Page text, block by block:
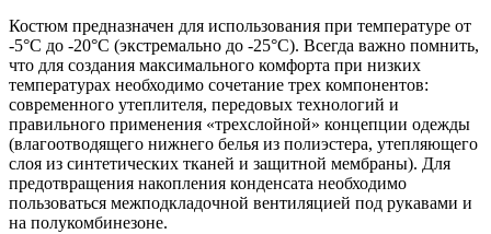
Костюм предназначен для использования при температуре от
-5°C до -20°С (экстремально до -25°C). Всегда важно помнить,
что для создания максимального комфорта при низких
температурах необходимо сочетание трех компонентов:
современного утеплителя, передовых технологий и
правильного применения «трехслойной» концепции одежды
(влагоотводящего нижнего белья из полиэстера, утепляющего
слоя из синтетических тканей и защитной мембраны). Для
предотвращения накопления конденсата необходимо
пользоваться межподкладочной вентиляцией под рукавами и
на полукомбинезоне.